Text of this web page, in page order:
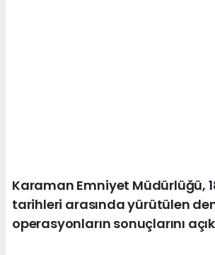
Karaman Emniyet Müdürlüğü,
tarihleri arasında yürütülen
operasyonların sonuçlarını